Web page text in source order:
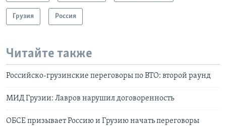
Грузия Россия
Читайте также
Российско-грузинские переговоры по ВТО: второй раунд
МИД Грузии: Лавров нарушил договоренность
ОБСЕ призывает Россию и Грузию начать переговоры